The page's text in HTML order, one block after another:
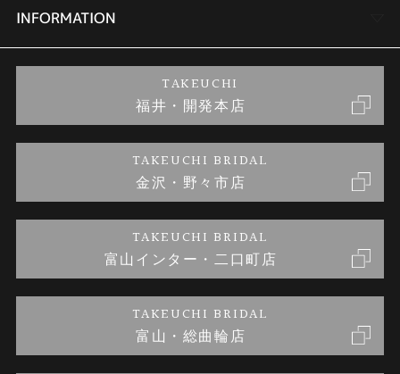
セットリング
婚約ネックレス
金・プラチナのお取引
商品一覧
ブランドリスト
金澤指輪工房｜手作りペアリング
金澤指輪工房｜手作り結婚指輪 and 婚約指輪
金澤指輪工房｜手作り婚約指輪プロポーズプラン
会社概要
お客様の声
INFORMATION
プライバシーポリシー
TAKEUCHI
福井・開発本店
TAKEUCHI BRIDAL
金沢・野々市店
TAKEUCHI BRIDAL
富山インター・二口町店
TAKEUCHI BRIDAL
富山・総曲輪店